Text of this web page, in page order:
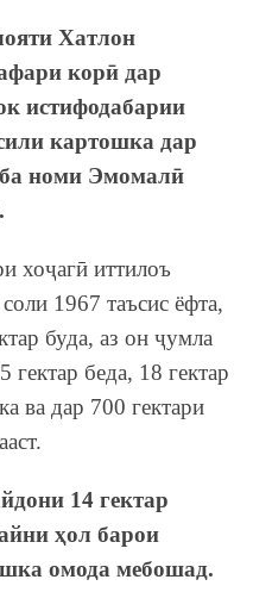
Хатлон
корӣ дар
истифодабарии
картошка дар
ба номи Эмомалӣ
хоҷагӣ иттилоъ
1967 таъсис ёфта,
буда, аз он ҷумла
гектар беда, 18 гектар
ва дар 700 гектари
14 гектар
ҳол барои
омода мебошад.